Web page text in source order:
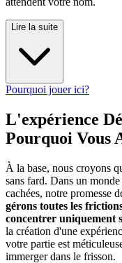
Lire la suite
Pourquoi jouer ici?
L'expérience
Pourquoi Vous
À la base, nous croyons
sans fard. Dans un
cachées, notre promesse
gérons toutes les
concentrer uniquement
la création d'une
votre partie est
immerger dans le frisson.